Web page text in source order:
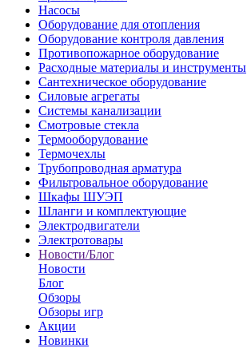
Насосы
Оборудование для отопления
Оборудование контроля давления
Противопожарное оборудование
Расходные материалы и инструменты
Сантехническое оборудование
Силовые агрегаты
Системы канализации
Смотровые стекла
Термооборудование
Термочехлы
Трубопроводная арматура
Фильтровальное оборудование
Шкафы ШУЭП
Шланги и комплектующие
Электродвигатели
Электротовары
Новости/Блог
Новости
Блог
Обзоры
Обзоры игр
Акции
Новинки